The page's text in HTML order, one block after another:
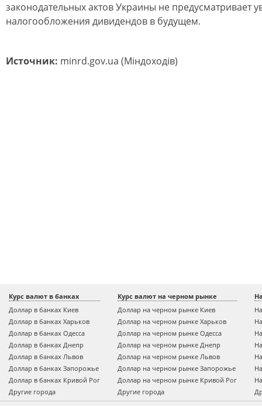
законодательных актов Украины не предусматривает
налогообложения дивидендов в будущем.
Источник: minrd.gov.ua (Міндоходів)
Курс валют в банках
Доллар в банках Киев
Доллар в банках Харьков
Доллар в банках Одесса
Доллар в банках Днепр
Доллар в банках Львов
Доллар в банках Запорожье
Доллар в банках Кривой Рог
Другие города
Курс валют на черном рынке
Доллар на черном рынке Киев
Доллар на черном рынке Харьков
Доллар на черном рынке Одесса
Доллар на черном рынке Днепр
Доллар на черном рынке Львов
Доллар на черном рынке Запорожье
Доллар на черном рынке Кривой Рог
Другие города